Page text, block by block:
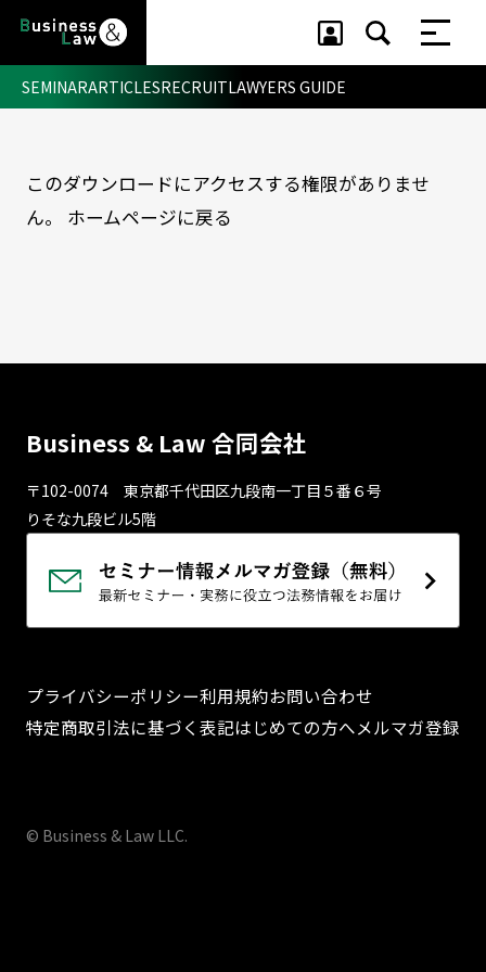
セミナー ・ 記事
セミナー
SEMINARARTICLESRECRUITLAWYERS GUIDE
このダウンロードにアクセスする権限がありませ
ん。 ホームページに戻る
Business & Law 合同会社
〒102-0074 東京都千代⽥区九段南⼀丁⽬５番６号
りそな九段ビル5階
プライバシーポリシー利用規約お問い合わせ
特定商取引法に基づく表記はじめての方へメルマガ登録
© Business & Law LLC.